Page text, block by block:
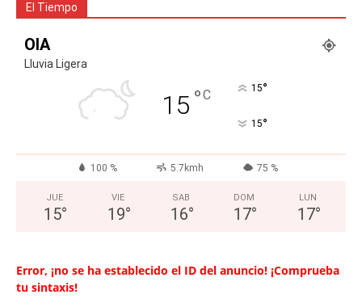
El Tiempo
OIA
Lluvia Ligera
15 °C 15°
15°
100 % 5.7kmh 75 %
JUE
15°
VIE
19°
SAB
16°
DOM
17°
LUN
17°
Error, ¡no se ha establecido el ID del anuncio! ¡Comprueba
tu sintaxis!